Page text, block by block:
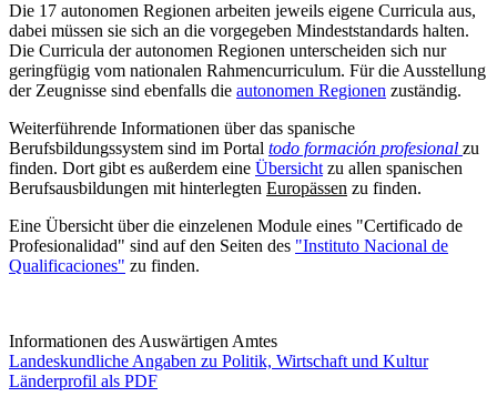
Die 17 autonomen Regionen arbeiten jeweils eigene Curricula aus,
dabei müssen sie sich an die vorgegeben Mindeststandards halten.
Die Curricula der autonomen Regionen unterscheiden sich nur
geringfügig vom nationalen Rahmencurriculum. Für die Ausstellung
der Zeugnisse sind ebenfalls die autonomen Regionen zuständig.
Weiterführende Informationen über das spanische
Berufsbildungssystem sind im Portal todo formación profesional zu
finden. Dort gibt es außerdem eine Übersichtzu allen spanischen
Berufsausbildungen mit hinterlegten Europässen zu finden.
Eine Übersicht über die einzelenen Module eines "Certificado de
Profesionalidad" sind auf den Seiten des "Instituto Nacional de
Qualificaciones" zu finden.
Informationen des Auswärtigen Amtes
Landeskundliche Angaben zu Politik, Wirtschaft und Kultur
Länderprofil als PDF